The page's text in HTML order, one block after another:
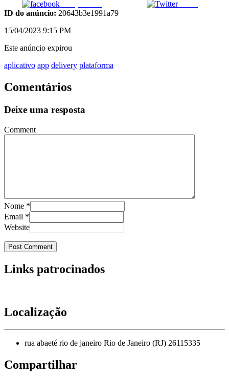
Compartilhar
Tweet
ID do anúncio: 20643b3e1991a79
15/04/2023 9:15 PM
Este anúncio expirou
aplicativo app delivery plataforma
Comentários
Deixe uma resposta
Comment
Nome *
Email *
Website
Links patrocinados
Localização
rua abaeté rio de janeiro Rio de Janeiro (RJ) 26115335
Compartilhar